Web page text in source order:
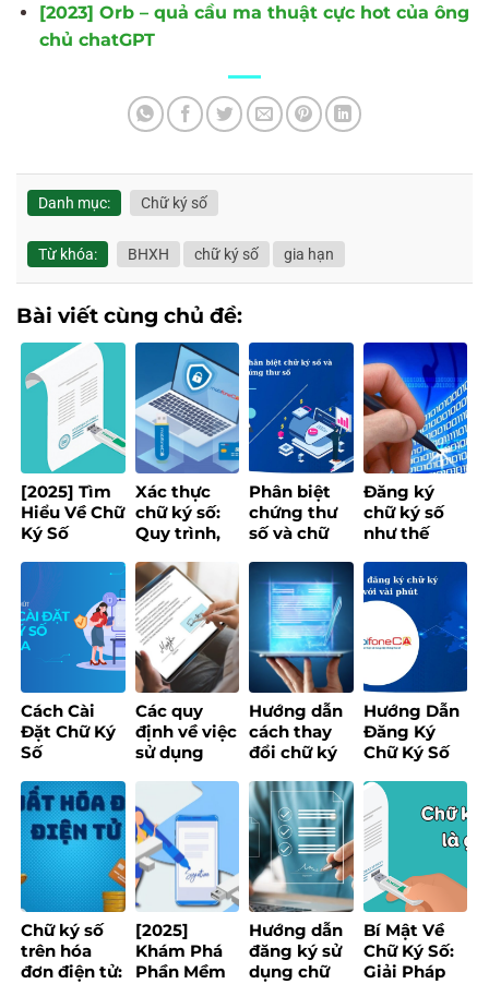
[2023] Orb – quả cầu ma thuật cực hot của ông
chủ chatGPT
Danh mục: Chữ ký số
Từ khóa: BHXH chữ ký số gia hạn
Bài viết cùng chủ đề:
[2025] Tìm
Hiểu Về Chữ
Ký Số
Hình & Ứng
Dụng
Xác thực
chữ ký số:
Quy trình,
cách chọn
tổ chức uy
tín
Phân biệt
chứng thư
số và chữ
tiết nhất
2025
Đăng ký
chữ ký số
như thế
dẫn chi tiết
từ A đến Z
Cách Cài
Đặt Chữ Ký
Số
CA Dễ Dàng
Chỉ Trong 5
Phút!
Các quy
định về việc
sử dụng
trong văn
bản
Hướng dẫn
cách thay
đổi chữ ký
website
Tổng cục
thuế
Hướng Dẫn
Đăng Ký
Chữ Ký Số
Với Vài
Phút
Chữ ký số
trên hóa
đơn điện tử:
[2025]
Khám Phá
Phần Mềm
Hướng dẫn
đăng ký sử
dụng chữ
Bí Mật Về
Chữ Ký Số:
Giải Pháp